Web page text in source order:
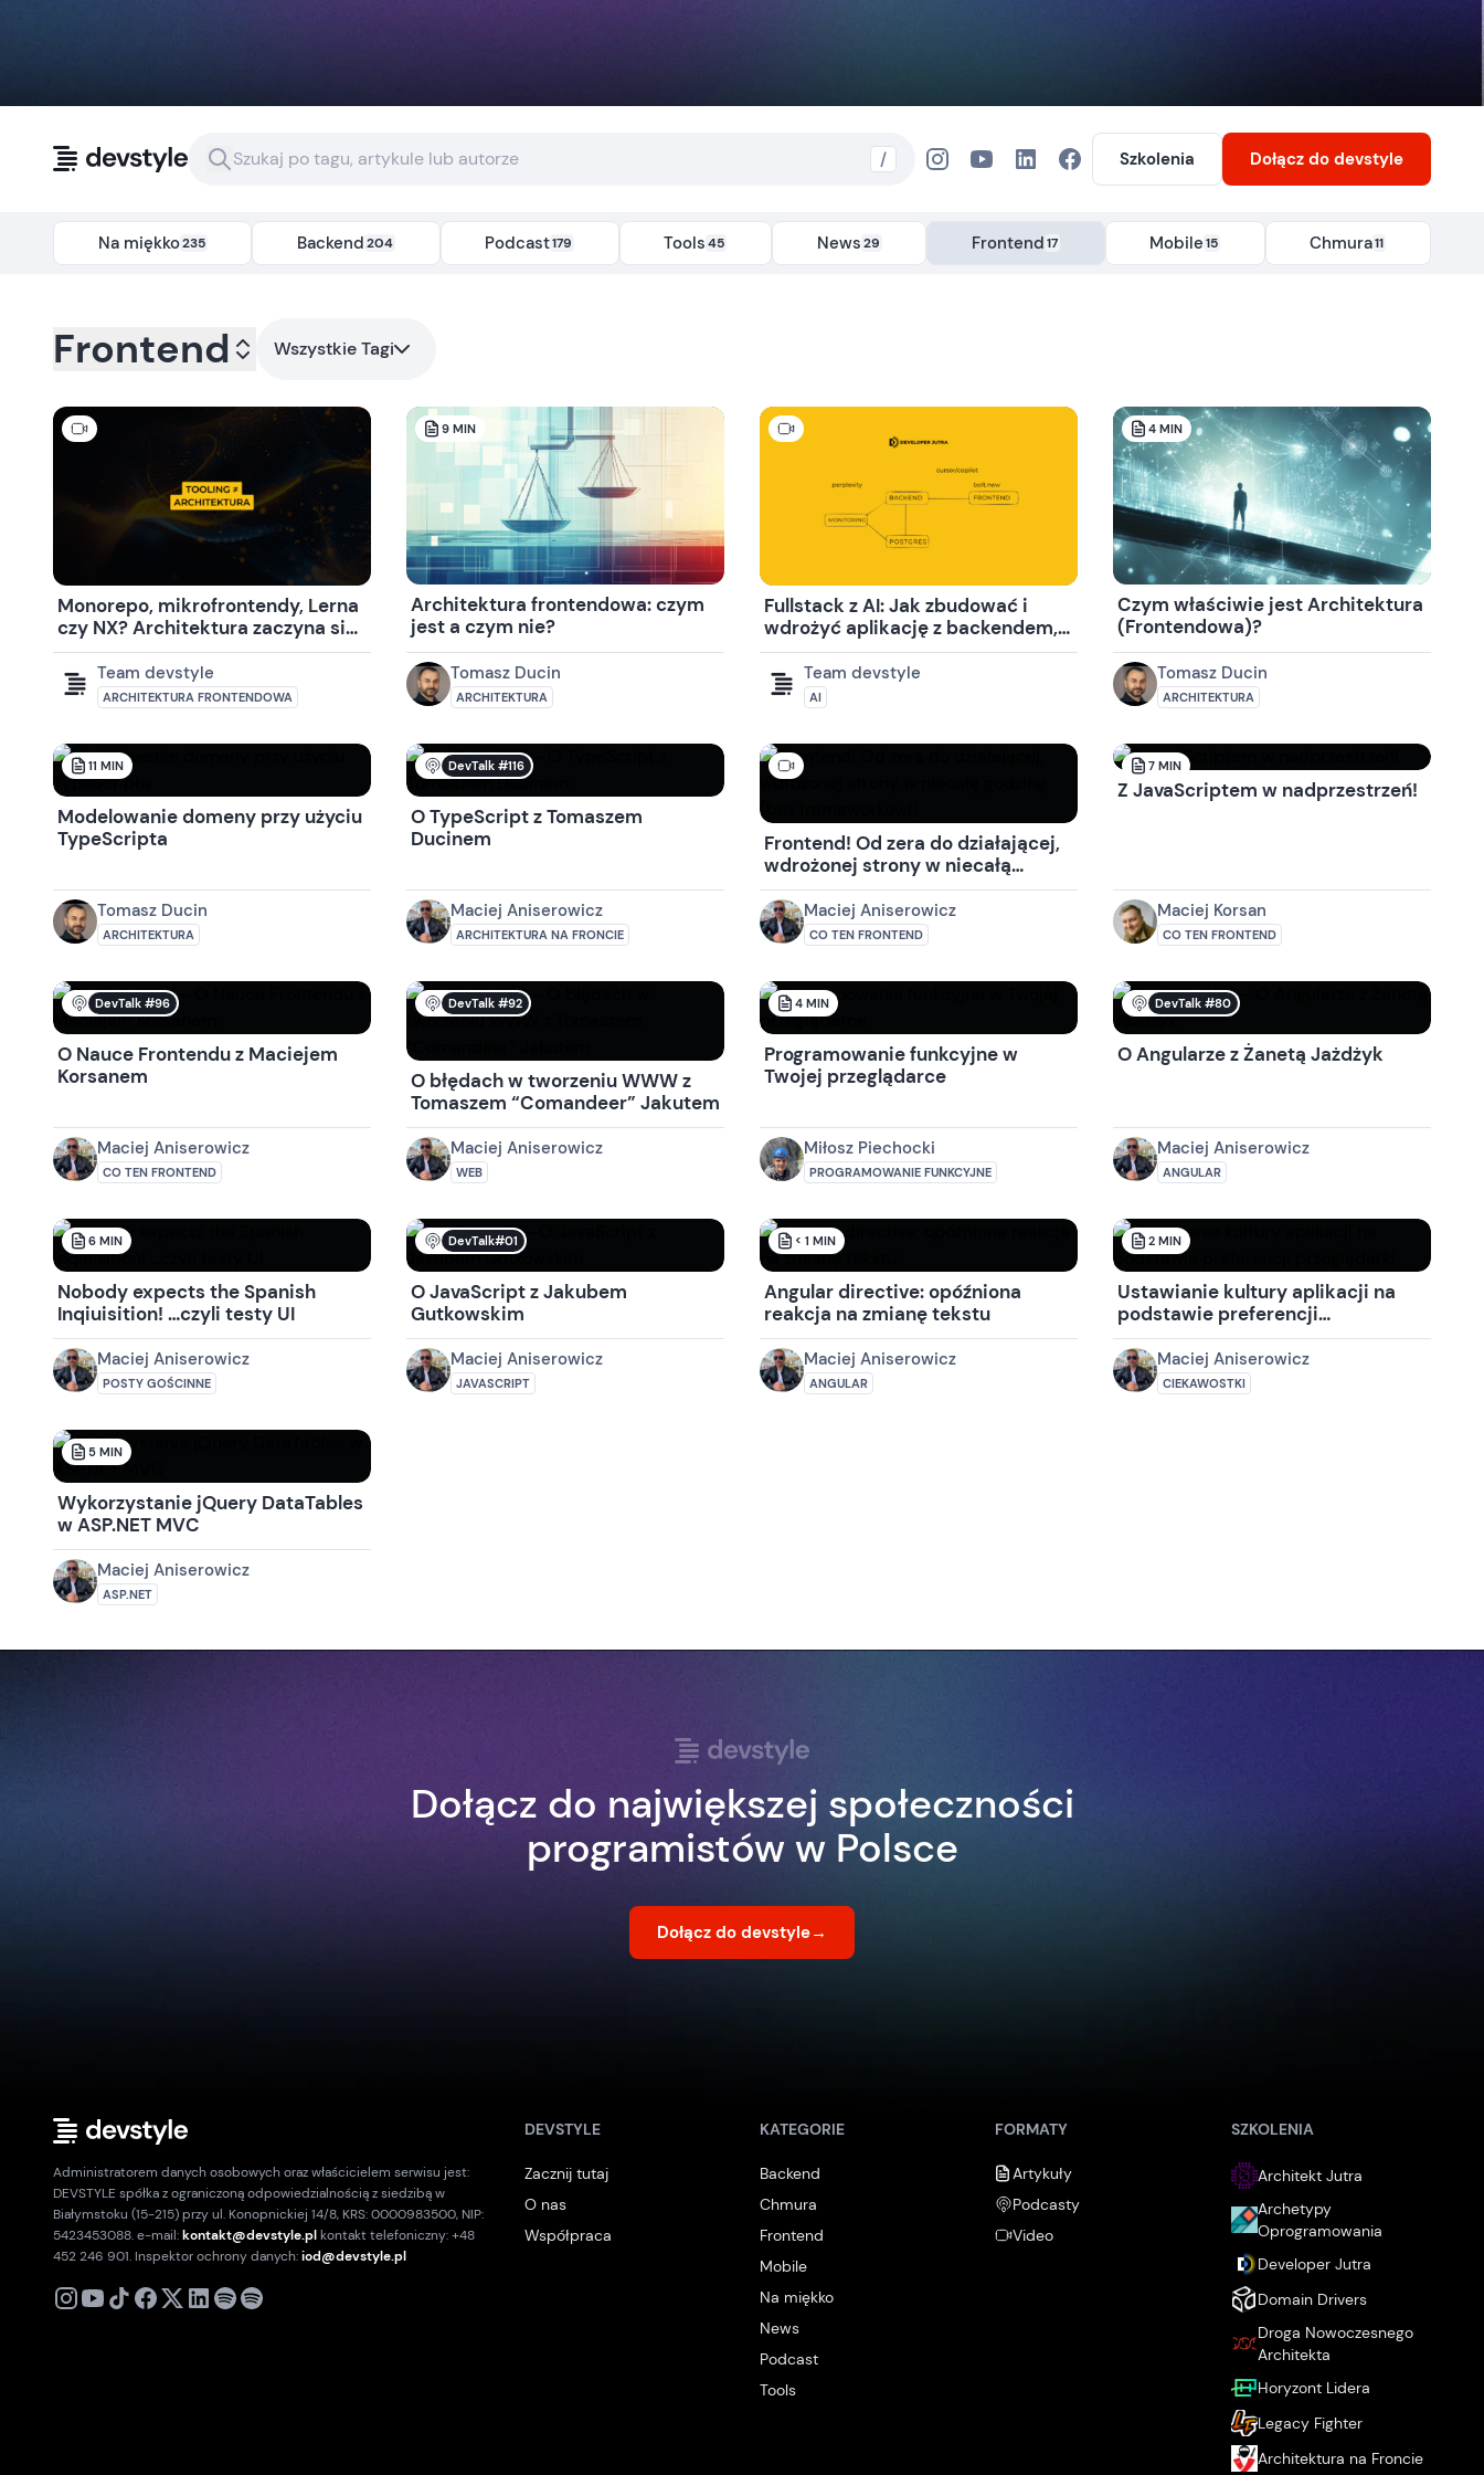
/ Szkolenia Dołącz do devstyle
Na miękko235 Backend204 Podcast179 Tools 45 News29 Frontend17 Mobile15 Chmura11
Kategoria: - Tag:
Frontend Wszystkie Tagi
Monorepo, mikrofrontendy, Lerna
czy NX? Architektura zaczyna się
od priorytetów biznesowych
Team devstyle
ARCHITEKTURA FRONTENDOWA
9 MIN
Architektura frontendowa: czym
jest a czym nie?
Tomasz Ducin
ARCHITEKTURA
Fullstack z AI: Jak zbudować i
wdrożyć aplikację z backendem,
frontendem i monitoringiem w 2
godziny (Docker + Prometheus +
React)
Team devstyle
AI
4 MIN
Czym właściwie jest Architektura
(Frontendowa)?
Tomasz Ducin
ARCHITEKTURA
11 MIN
Modelowanie domeny przy użyciu
TypeScripta
Tomasz Ducin
ARCHITEKTURA
DevTalk #116
O TypeScript z Tomaszem
Ducinem
Maciej Aniserowicz
ARCHITEKTURA NA FRONCIE
Frontend! Od zera do działającej,
wdrożonej strony w niecałą
godzinę (bez frameworków!)
Maciej Aniserowicz
CO TEN FRONTEND
7 MIN
Z JavaScriptem w nadprzestrzeń!
Maciej Korsan
CO TEN FRONTEND
DevTalk #96
O Nauce Frontendu z Maciejem
Korsanem
Maciej Aniserowicz
CO TEN FRONTEND
DevTalk #92
O błędach w tworzeniu WWW z
Tomaszem “Comandeer” Jakutem
Maciej Aniserowicz
WEB
4 MIN
Programowanie funkcyjne w
Twojej przeglądarce
Miłosz Piechocki
PROGRAMOWANIE FUNKCYJNE
DevTalk #80
O Angularze z Żanetą Jażdżyk
Maciej Aniserowicz
ANGULAR
6 MIN
Nobody expects the Spanish
Inqiuisition! …czyli testy UI
Maciej Aniserowicz
POSTY GOŚCINNE
DevTalk#01
O JavaScript z Jakubem
Gutkowskim
Maciej Aniserowicz
JAVASCRIPT
< 1 MIN
Angular directive: opóźniona
reakcja na zmianę tekstu
Maciej Aniserowicz
ANGULAR
2 MIN
Ustawianie kultury aplikacji na
podstawie preferencji
przeglądarki
Maciej Aniserowicz
CIEKAWOSTKI
5 MIN
Wykorzystanie jQuery DataTables
w ASP.NET MVC
Maciej Aniserowicz
ASP.NET
Dołącz do największej społeczności
programistów w Polsce
Dołącz do devstyle→
Administratorem danych osobowych oraz właścicielem serwisu jest:
DEVSTYLE spółka z ograniczoną odpowiedzialnością z siedzibą w
Białymstoku (15-215) przy ul. Konopnickiej 14/8, KRS: 0000983500, NIP:
5423453088. e-mail:kontakt@devstyle.plkontakt telefoniczny: +48
452 246 901. Inspektor ochrony danych:iod@devstyle.pl
X
DEVSTYLE
Zacznij tutaj
O nas
Współpraca
KATEGORIE
Backend
Chmura
Frontend
Mobile
Na miękko
News
Podcast
Tools
FORMATY
Artykuły
Podcasty
Video
SZKOLENIA
Architekt Jutra
Archetypy
Oprogramowania
Developer Jutra
Domain Drivers
Droga Nowoczesnego
Architekta
Horyzont Lidera
Legacy Fighter
Architektura na Froncie